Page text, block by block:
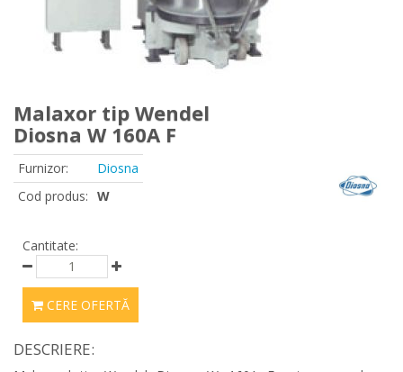
Malaxor tip Wendel
Diosna W 160A F
Furnizor:
Diosna
Cod produs: W
Cantitate:
CERE OFERTĂ
DESCRIERE: